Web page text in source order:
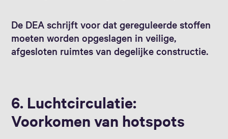
De DEA schrijft voor dat gereguleerde stoffen
moeten worden opgeslagen in veilige,
afgesloten ruimtes van degelijke constructie.
6. Luchtcirculatie:
Voorkomen van hotspots